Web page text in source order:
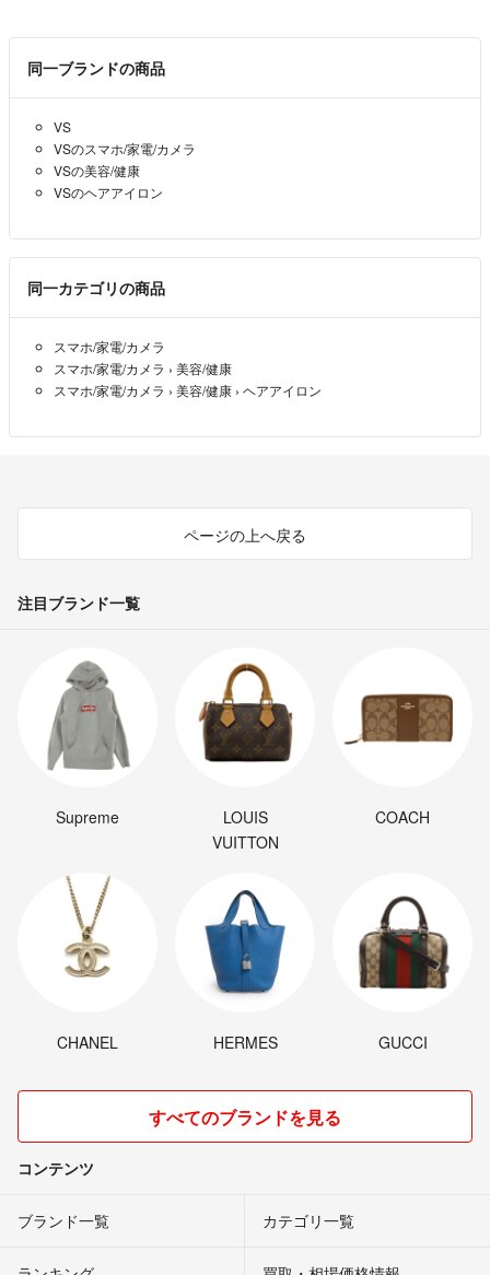
同一ブランドの商品
VS
VSのスマホ/家電/カメラ
VSの美容/健康
VSのヘアアイロン
同一カテゴリの商品
スマホ/家電/カメラ
スマホ/家電/カメラ › 美容/健康
スマホ/家電/カメラ › 美容/健康 › ヘアアイロン
ページの上へ戻る
注目ブランド一覧
Supreme
LOUIS
VUITTON
COACH
CHANEL HERMES GUCCI
すべてのブランドを見る
コンテンツ
ブランド一覧 カテゴリ一覧